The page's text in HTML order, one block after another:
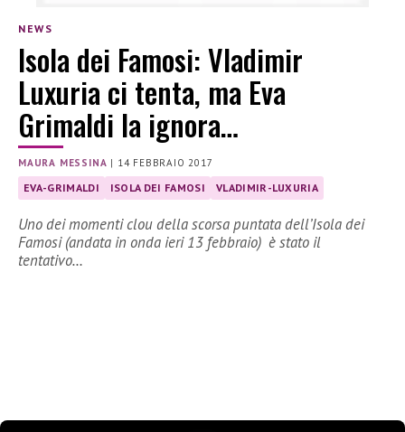
NEWS
Isola dei Famosi: Vladimir
Luxuria ci tenta, ma Eva
Grimaldi la ignora…
MAURA MESSINA | 14 FEBBRAIO 2017
EVA-GRIMALDI ISOLA DEI FAMOSI VLADIMIR-LUXURIA
Uno dei momenti clou della scorsa puntata dell’Isola dei
Famosi (andata in onda ieri 13 febbraio) è stato il
tentativo…